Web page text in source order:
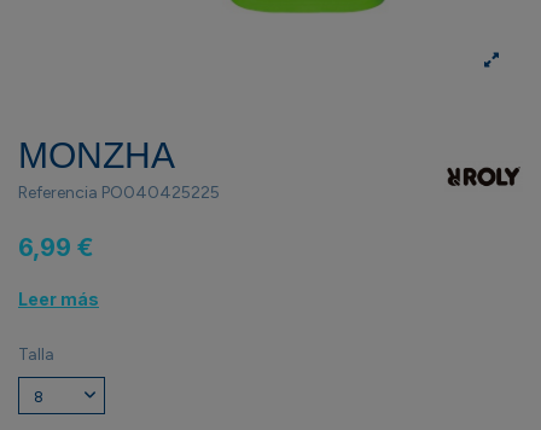
MONZHA
Referencia PO040425225
6,99 €
Leer más
Talla